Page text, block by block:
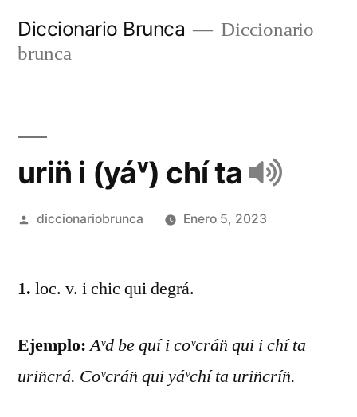
Diccionario Brunca
Diccionario
brunca
urin̈ i (yáᵛ) chí ta
diccionariobrunca Enero 5, 2023
1. loc. v. i chic qui degrá.
Ejemplo: Aᵛd be quí i coᵛcrán̈ qui i chí ta
urin̈crá. Coᵛcrán̈ qui yáᵛchí ta urin̈crín̈.